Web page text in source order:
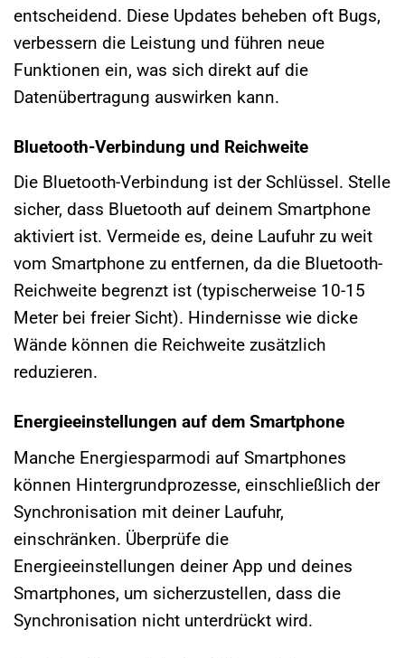
entscheidend. Diese Updates beheben oft Bugs,
verbessern die Leistung und führen neue
Funktionen ein, was sich direkt auf die
Datenübertragung auswirken kann.
Bluetooth-Verbindung und Reichweite
Die Bluetooth-Verbindung ist der Schlüssel. Stelle
sicher, dass Bluetooth auf deinem Smartphone
aktiviert ist. Vermeide es, deine Laufuhr zu weit
vom Smartphone zu entfernen, da die Bluetooth-
Reichweite begrenzt ist (typischerweise 10-15
Meter bei freier Sicht). Hindernisse wie dicke
Wände können die Reichweite zusätzlich
reduzieren.
Energieeinstellungen auf dem Smartphone
Manche Energiesparmodi auf Smartphones
können Hintergrundprozesse, einschließlich der
Synchronisation mit deiner Laufuhr,
einschränken. Überprüfe die
Energieeinstellungen deiner App und deines
Smartphones, um sicherzustellen, dass die
Synchronisation nicht unterdrückt wird.